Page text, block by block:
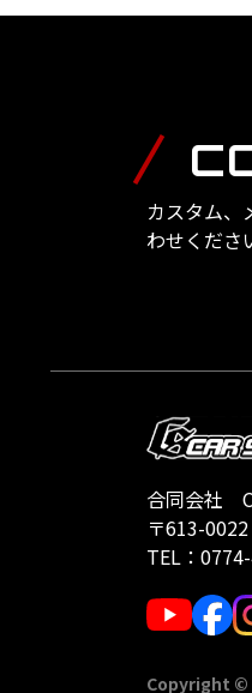
カスタム、
わせくださ
合同会社
〒613-0022
TEL：
Copyright ©